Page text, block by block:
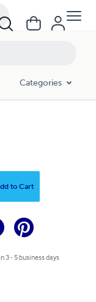
Categories
to Cart
3 - 5 business days